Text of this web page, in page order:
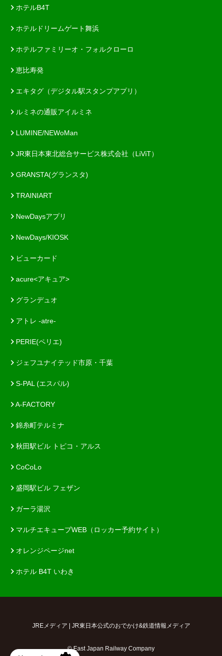
ホテルB4T
ホテルドリームゲート舞浜
ホテルファミリーオ・フォルクローロ
恵比寿発
エキタグ（デジタル駅スタンプアプリ）
ルミネの通販アイルミネ
LUMINE/NEWoMan
JR東日本東北総合サービス株式会社（LiViT）
GRANSTA(グランスタ)
TRAINIART
NewDaysアプリ
NewDays/KIOSK
ビューカード
acure<アキュア>
グランデュオ
アトレ -atre-
PERIE(ペリエ)
ジェフユナイテッド市原・千葉
S-PAL (エスパル)
A-FACTORY
錦糸町テルミナ
秋田駅ビル トピコ・アルス
CoCoLo
盛岡駅ビル フェザン
ガーラ湯沢
マルチエキューブWEB（ロッカー予約サイト）
オレンジページnet
ホテル B4T いわき
JREメディア | JR東日本公式のおでかけ&鉄道情報メディア
© East Japan Railway Company